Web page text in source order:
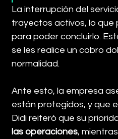
La interrupción del
trayectos activos, lo que
para poder concluirlo.
se les realice un cobro
normalidad.
Ante esto, la empresa
están protegidos, y que
Didi reiteró que su
las operaciones,